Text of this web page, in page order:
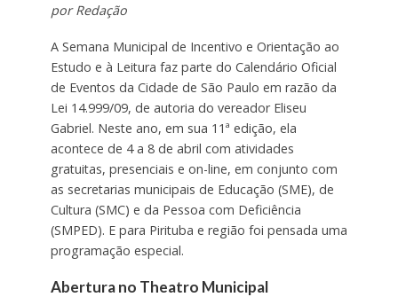
por Redação
A Semana Municipal de Incentivo e Orientação ao
Estudo e à Leitura faz parte do Calendário Oficial
de Eventos da Cidade de São Paulo em razão da
Lei 14.999/09, de autoria do vereador Eliseu
Gabriel. Neste ano, em sua 11ª edição, ela
acontece de 4 a 8 de abril com atividades
gratuitas, presenciais e on-line, em conjunto com
as secretarias municipais de Educação (SME), de
Cultura (SMC) e da Pessoa com Deficiência
(SMPED). E para Pirituba e região foi pensada uma
programação especial.
Abertura no Theatro Municipal